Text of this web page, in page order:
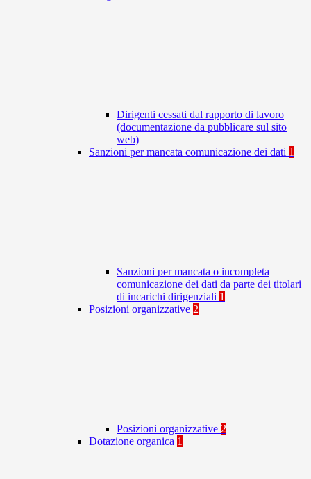
Dirigenti cessati dal rapporto di lavoro
(documentazione da pubblicare sul sito
web)
Sanzioni per mancata comunicazione dei dati 1
Sanzioni per mancata o incompleta
comunicazione dei dati da parte dei titolari
di incarichi dirigenziali 1
Posizioni organizzative 2
Posizioni organizzative 2
Dotazione organica 1